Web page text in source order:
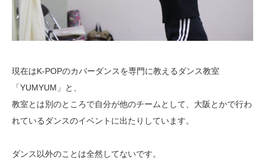
現在はK-POPのカバーダンスを専門に教えるダンス教室
「YUMYUM」と、
教室とは別のところで自分が他のチームとして、大阪とかで行わ
れているダンスのイベントに出たりしています。
ダンス以外のことは全然してないです。